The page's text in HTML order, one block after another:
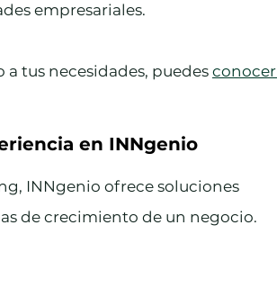
empresariales.
a tus necesidades, puedes conocer
en INNgenio
INNgenio ofrece soluciones
de crecimiento de un negocio.